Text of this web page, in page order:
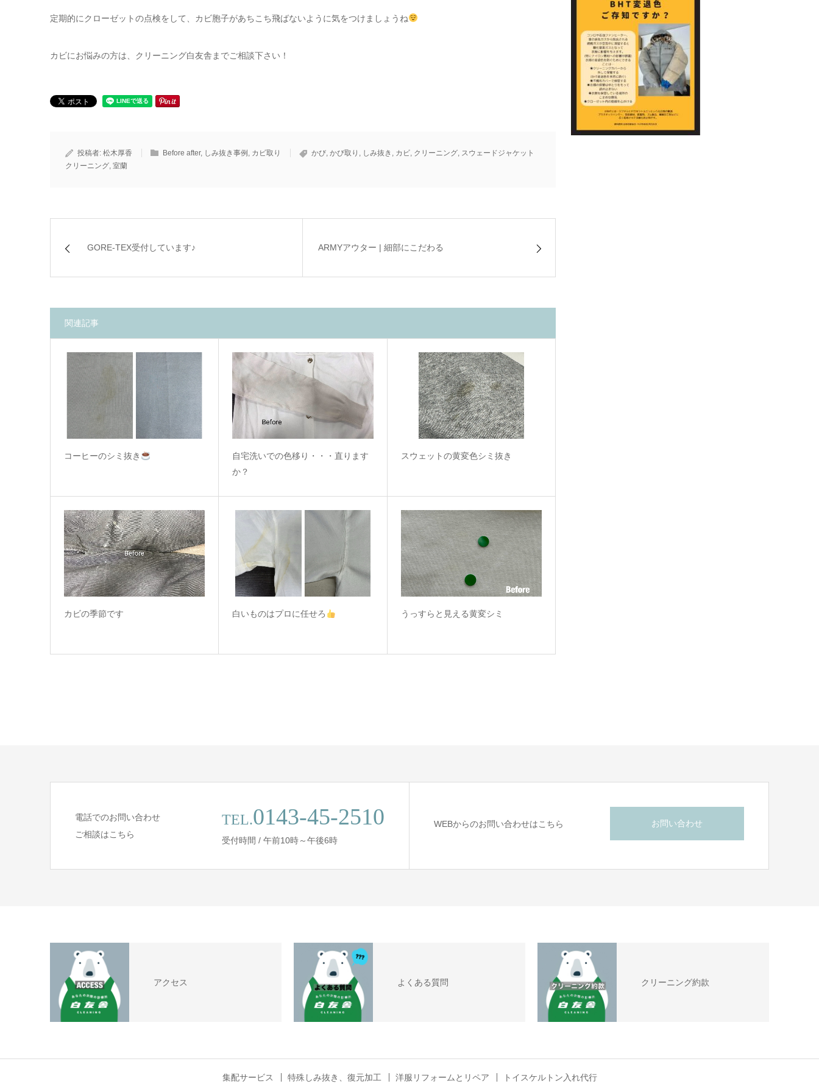
定期的にクローゼットの点検をして、カビ胞子があちこち飛ばないように気をつけましょうね
カビにお悩みの方は、クリーニング白友舎までご相談下さい！
投稿者: 松木厚香 Before after, しみ抜き事例 , カビ取り かび, かび取り , しみ抜き , カビ, クリーニング, スウェードジャケット
クリーニング, 室蘭
GORE-TEX受付しています♪ ARMYアウター | 細部にこだわる
関連記事
コーヒーのシミ抜き
自宅洗いでの色移り・・・直ります
か？
スウェットの黄変色シミ抜き
カビの季節です 白いものはプロに任せろ うっすらと見える黄変シミ
電話でのお問い合わせ
ご相談はこちら
TEL.0143-45-2510
受付時間 / 午前10時～午後6時
WEBからのお問い合わせはこちら お問い合わせ
アクセス よくある質問 クリーニング約款
集配サービス 特殊しみ抜き、復元加工 洋服リフォームとリペア トイスケルトン入れ代行